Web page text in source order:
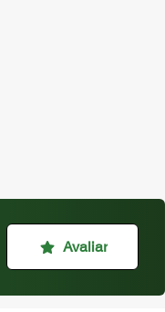
Avaliar